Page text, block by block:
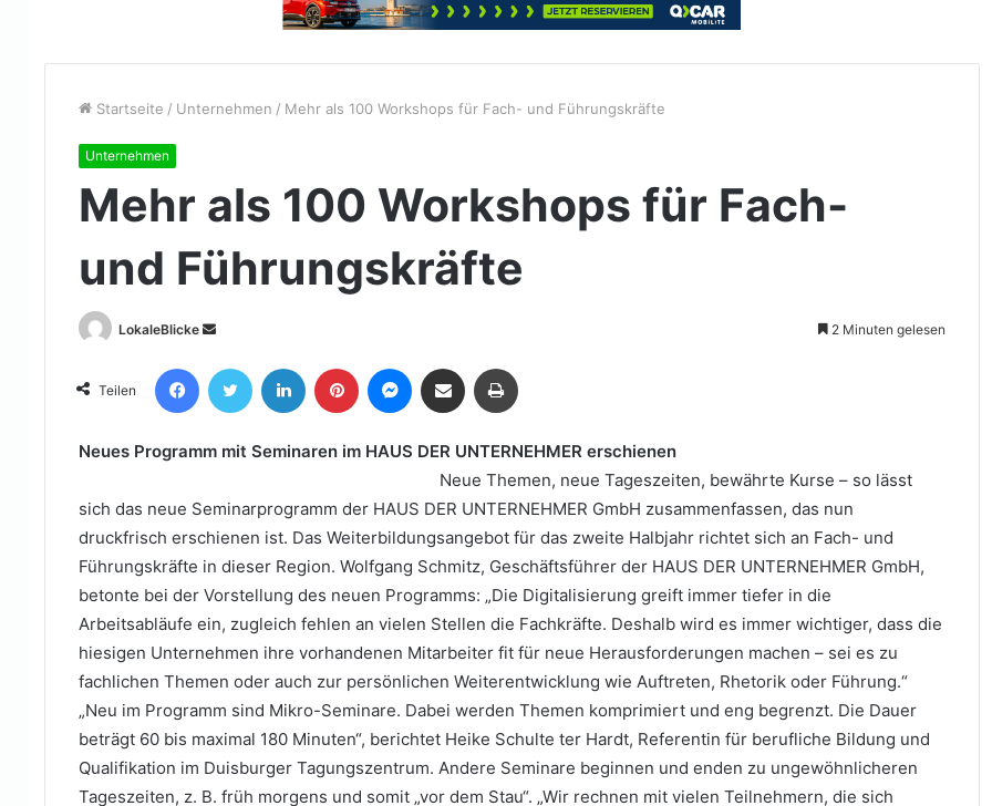
Startseite / Unternehmen / Mehr als 100 Workshops für Fach- und Führungskräfte
Unternehmen
Mehr als 100 Workshops für Fach-
und Führungskräfte
LokaleBlicke
Sende
eine
E-
2 Minuten gelesen
Teilen
FacebookTwitter LinkedIn Pinterest Messenger
Teile per E-Mail
Neues Programm mit Seminaren im HAUS DER UNTERNEHMER erschienen
Neue Themen, neue Tageszeiten, bewährte Kurse – so lässt
sich das neue Seminarprogramm der HAUS DER UNTERNEHMER GmbH zusammenfassen, das nun
druckfrisch erschienen ist. Das Weiterbildungsangebot für das zweite Halbjahr richtet sich an Fach- und
Führungskräfte in dieser Region. Wolfgang Schmitz, Geschäftsführer der HAUS DER UNTERNEHMER GmbH,
betonte bei der Vorstellung des neuen Programms: „Die Digitalisierung greift immer tiefer in die
Arbeitsabläufe ein, zugleich fehlen an vielen Stellen die Fachkräfte. Deshalb wird es immer wichtiger, dass die
hiesigen Unternehmen ihre vorhandenen Mitarbeiter fit für neue Herausforderungen machen – sei es zu
fachlichen Themen oder auch zur persönlichen Weiterentwicklung wie Auftreten, Rhetorik oder Führung.“
„Neu im Programm sind Mikro-Seminare. Dabei werden Themen komprimiert und eng begrenzt. Die Dauer
beträgt 60 bis maximal 180 Minuten“, berichtet Heike Schulte ter Hardt, Referentin für berufliche Bildung und
Qualifikation im Duisburger Tagungszentrum. Andere Seminare beginnen und enden zu ungewöhnlicheren
Tageszeiten, z. B. früh morgens und somit „vor dem Stau“. „Wir rechnen mit vielen Teilnehmern, die sich